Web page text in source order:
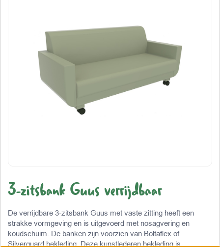
3-zitsbank Guus verrijdbaar
De verrijdbare 3-zitsbank Guus met vaste zitting heeft een
strakke vormgeving en is uitgevoerd met nosagvering en
koudschuim. De banken zijn voorzien van Boltaflex of
Silverguard bekleding. Deze kunstlederen bekleding is